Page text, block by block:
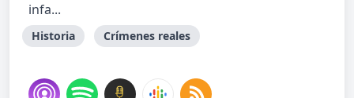
infa...
Historia Crímenes reales